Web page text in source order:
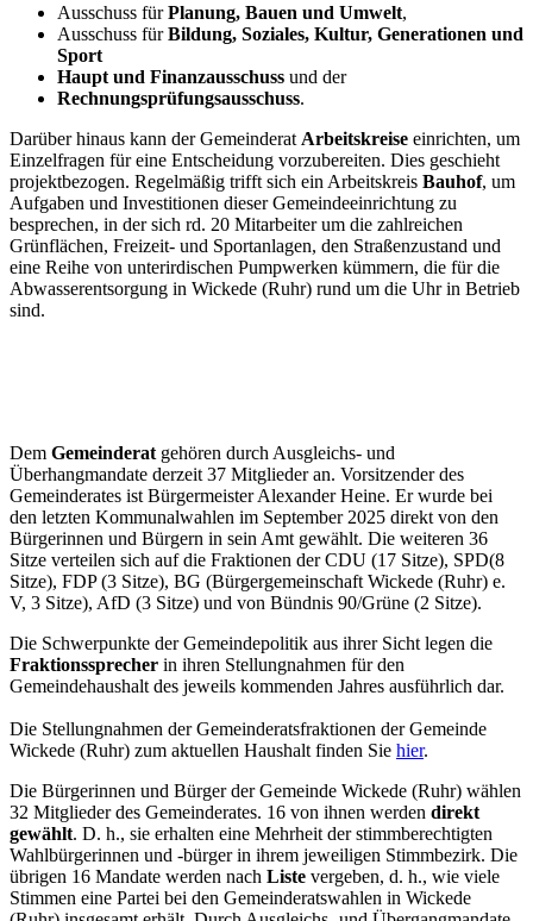
Ausschuss fürPlanung, Bauen und Umwelt,
Ausschuss fürBildung, Soziales, Kultur, Generationen und
Sport
Haupt und Finanzausschuss und der
Rechnungsprüfungsausschuss.
Darüber hinaus kann der Gemeinderat Arbeitskreise einrichten, um
Einzelfragen für eine Entscheidung vorzubereiten. Dies geschieht
projektbezogen. Regelmäßig trifft sich ein Arbeitskreis Bauhof, um
Aufgaben und Investitionen dieser Gemeindeeinrichtung zu
besprechen, in der sich rd. 20 Mitarbeiter um die zahlreichen
Grünflächen, Freizeit- und Sportanlagen, den Straßenzustand und
eine Reihe von unterirdischen Pumpwerken kümmern, die für die
Abwasserentsorgung in Wickede (Ruhr) rund um die Uhr in Betrieb
sind.
Dem Gemeinderat gehören durch Ausgleichs- und
Überhangmandate derzeit 37 Mitglieder an. Vorsitzender des
Gemeinderates ist Bürgermeister Alexander Heine. Er wurde bei
den letzten Kommunalwahlen im September 2025 direkt von den
Bürgerinnen und Bürgern in sein Amt gewählt. Die weiteren 36
Sitze verteilen sich auf die Fraktionen der CDU (17 Sitze), SPD(8
Sitze), FDP (3 Sitze), BG (Bürgergemeinschaft Wickede (Ruhr) e.
V, 3 Sitze), AfD (3 Sitze) und von Bündnis 90/Grüne (2 Sitze).
Die Schwerpunkte der Gemeindepolitik aus ihrer Sicht legen die
Fraktionssprecher in ihren Stellungnahmen für den
Gemeindehaushalt des jeweils kommenden Jahres ausführlich dar.
Die Stellungnahmen der Gemeinderatsfraktionen der Gemeinde
Wickede (Ruhr) zum aktuellen Haushalt finden Sie hier.
Die Bürgerinnen und Bürger der Gemeinde Wickede (Ruhr) wählen
32 Mitglieder des Gemeinderates. 16 von ihnen werden direkt
gewählt. D. h., sie erhalten eine Mehrheit der stimmberechtigten
Wahlbürgerinnen und -bürger in ihrem jeweiligen Stimmbezirk. Die
übrigen 16 Mandate werden nach Liste vergeben, d. h., wie viele
Stimmen eine Partei bei den Gemeinderatswahlen in Wickede